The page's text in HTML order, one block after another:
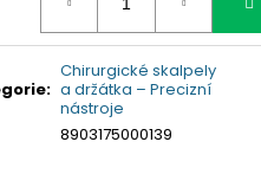
:
Chirurgické skalpely
a držátka – Precizní
nástroje
8903175000139